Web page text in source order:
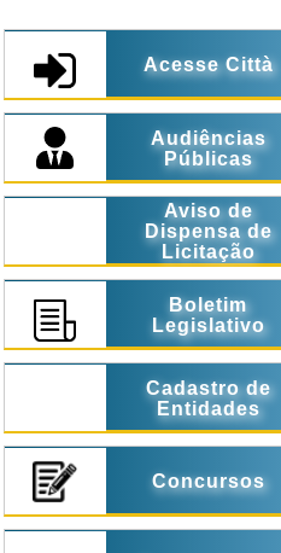
Acesse Città
Audiências
Públicas
Aviso de
Dispensa de
Licitação
Boletim
Legislativo
Cadastro de
Entidades
Concursos